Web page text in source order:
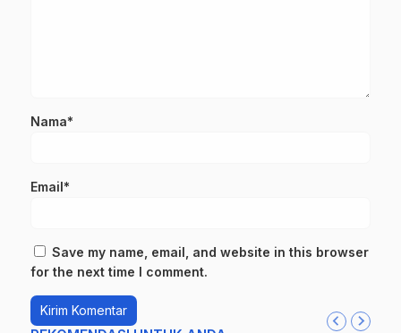
Nama*
Email*
Save my name, email, and website in this browser
for the next time I comment.